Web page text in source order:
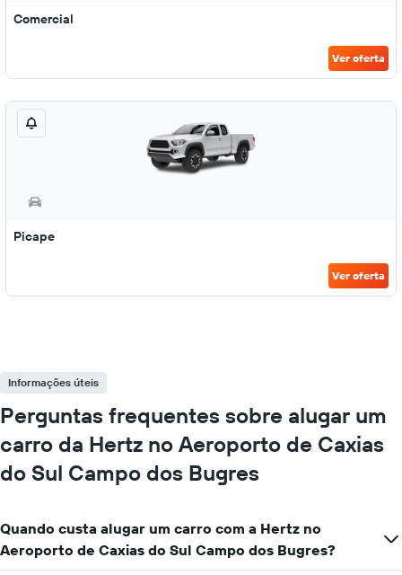
Comercial
Ver oferta
Picape
Ver oferta
Informações úteis
Perguntas frequentes sobre alugar um
carro da Hertz no Aeroporto de Caxias
do Sul Campo dos Bugres
Quando custa alugar um carro com a Hertz no
Aeroporto de Caxias do Sul Campo dos Bugres?